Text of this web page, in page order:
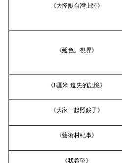
《大怪獸台灣上陸》
《延色。視界》
《8厘米-遺失的記憶》
《大家一起照鏡子》
《藝術村紀事》
《我希望》